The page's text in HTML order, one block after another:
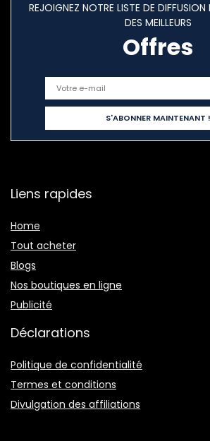
REJOIGNEZ NOTRE LISTE DE DIFFUSION
DES MEILLEURS
Offres
Liens rapides
Home
Tout acheter
Blogs
Nos boutiques en ligne
Publicité
Déclarations
Politique de confidentialité
Termes et conditions
Divulgation des affiliations